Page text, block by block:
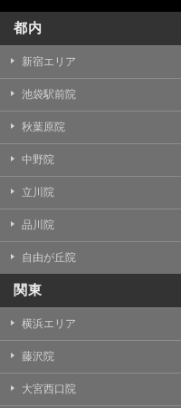
都内
新宿エリア
池袋駅前院
秋葉原院
中野院
立川院
品川院
自由が丘院
関東
横浜エリア
藤沢院
大宮西口院